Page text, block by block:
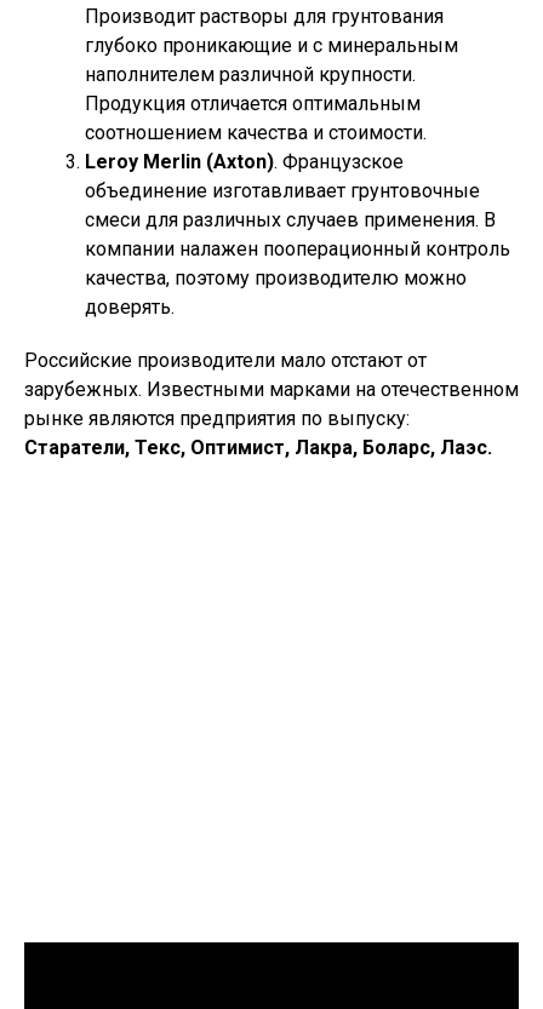
Производит растворы для грунтования
глубоко проникающие и с минеральным
наполнителем различной крупности.
Продукция отличается оптимальным
соотношением качества и стоимости.
Leroy Merlin (Axton). Французское
объединение изготавливает грунтовочные
смеси для различных случаев применения. В
компании налажен пооперационный контроль
качества, поэтому производителю можно
доверять.
Российские производители мало отстают от
зарубежных. Известными марками на отечественном
рынке являются предприятия по выпуску:
Старатели, Текс, Оптимист, Лакра, Боларс, Лаэс.